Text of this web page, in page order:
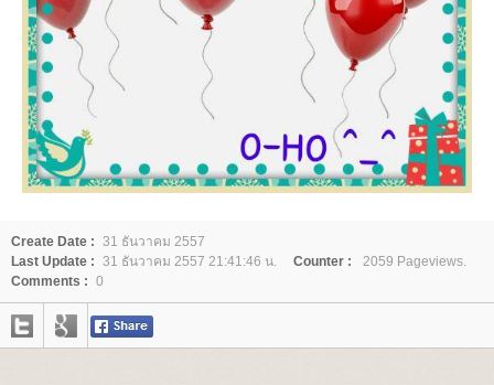
Create Date : 31 ธันวาคม 2557
Last Update : 31 ธันวาคม 2557 21:41:46 น. Counter :
2059 Pageviews.
Comments : 0